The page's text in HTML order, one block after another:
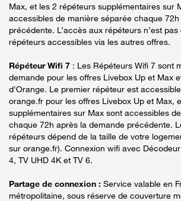
Max, et les 2 répéteurs supplémentaires sur
accessibles de manière séparée chaque
précédente. L’accès aux répéteurs n’est
répéteurs accessibles via les autres offres.
Répéteur Wifi 7 : Les Répéteurs Wifi 7 sont
demande pour les offres Livebox Up et Max
d'Orange. Le premier répéteur est
orange.fr pour les offres Livebox Up et Max,
supplémentaires sur Max sont accessibles
chaque 72h après la demande précédente.
répéteurs dépend de la taille de votre
sur orange.fr). Connexion wifi avec
4, TV UHD 4K et TV 6.
Partage de connexion : Service valable en
métropolitaine, sous réserve de couverture